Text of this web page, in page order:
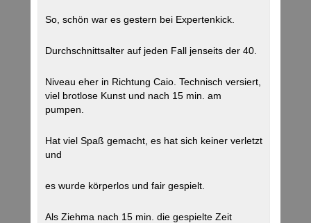
So, schön war es gestern bei Expertenkick.
Durchschnittsalter auf jeden Fall jenseits der 40.
Niveau eher in Richtung Caio. Technisch versiert,
viel brotlose Kunst und nach 15 min. am
pumpen.
Hat viel Spaß gemacht, es hat sich keiner verletzt
und
es wurde körperlos und fair gespielt.
Als Ziehma nach 15 min. die gespielte Zeit